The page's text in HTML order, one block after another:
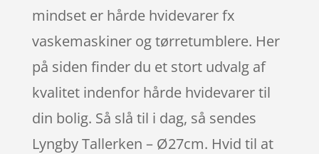
mindset er hårde hvidevarer fx
vaskemaskiner og tørretumblere. Her
på siden finder du et stort udvalg af
kvalitet indenfor hårde hvidevarer til
din bolig. Så slå til i dag, så sendes
Lyngby Tallerken – Ø27cm. Hvid til at